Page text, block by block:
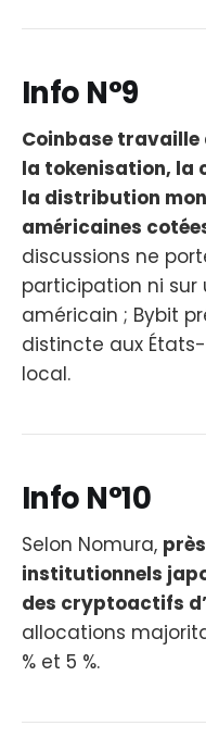
Info N°9
Coinbase
la tokenisation, la
la distribution
américaines
discussions ne
participation ni sur
américain ; Bybit
distincte aux
local.
Info N°10
Selon Nomura,
institutionnels
des cryptoactifs
allocations
% et 5 %.